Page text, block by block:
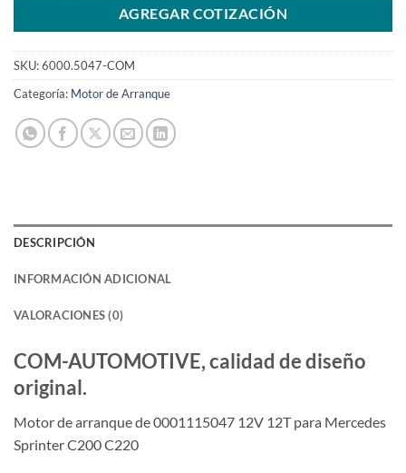
AGREGAR COTIZACIÓN
SKU:6000.5047-COM
Categoría: Motor de Arranque
DESCRIPCIÓN
INFORMACIÓN ADICIONAL
VALORACIONES (0)
COM-AUTOMOTIVE, calidad de diseño
original.
Motor de arranque de 0001115047 12V 12T para Mercedes
Sprinter C200 C220